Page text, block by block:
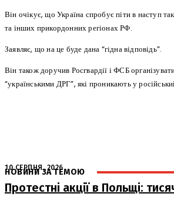
Він очікує, що Україна спробує піти в наступ
та інших прикордонних регіонах РФ.
Заявляє, що на це буде дана “гідна відповідь”.
Він також доручив Росгвардії і ФСБ
“українськими ДРГ”, які проникають у
НОВИНИ ЗА ТЕМОЮ
10 СЕРПНЯ, 2026
Протестні акції в Польщі: